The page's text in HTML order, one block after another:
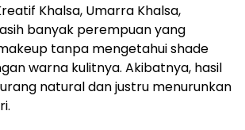
Khalsa, Umarra Khalsa,
banyak perempuan yang
tanpa mengetahui shade
warna kulitnya. Akibatnya, hasil
natural dan justru menurunkan